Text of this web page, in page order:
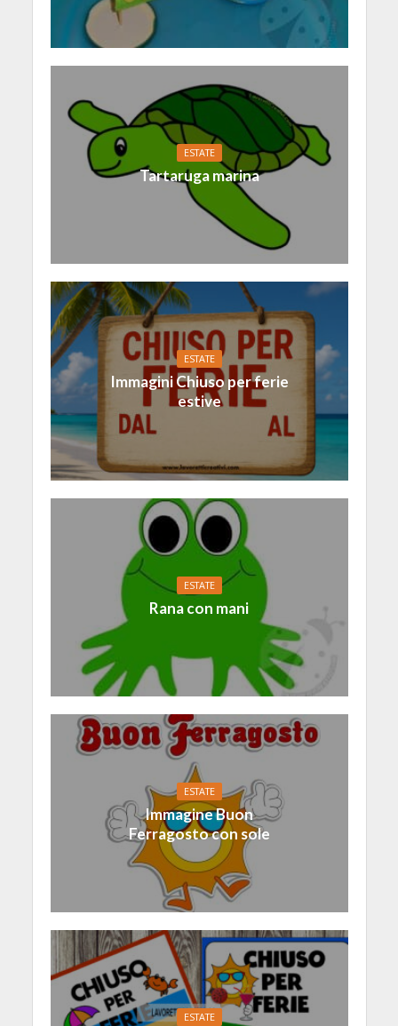
ESTATE
Tartaruga marina
ESTATE
Immagini Chiuso per ferie
estive
ESTATE
Rana con mani
ESTATE
Immagine Buon
Ferragosto con sole
ESTATE